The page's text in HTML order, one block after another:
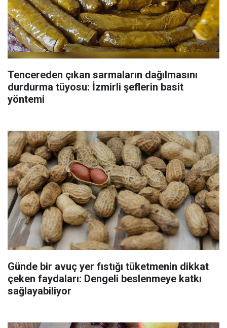
Tencereden çıkan sarmaların dağılmasını
durdurma tüyosu: İzmirli şeflerin basit
yöntemi
Günde bir avuç yer fıstığı tüketmenin dikkat
çeken faydaları: Dengeli beslenmeye katkı
sağlayabiliyor